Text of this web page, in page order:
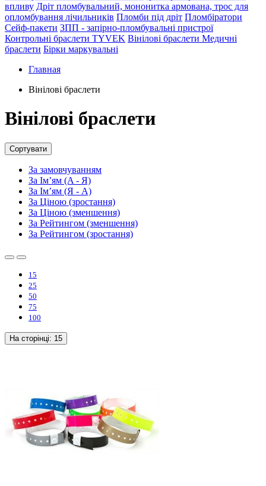
впливу Дріт пломбувальний, мононитка армована, трос для
опломбування лічильників Пломби під дріт Пломбіратори
Cейф-пакети ЗПП - запірно-пломбувальні пристрої
Контрольні браслети TYVEK Вінілові браслети Медичні
браслети Бірки маркувальні
Главная
Вінілові браслети
Вінілові браслети
Сортувати
За замовчуванням
За Ім’ям (A - Я)
За Ім’ям (Я - A)
За Ціною (зростання)
За Ціною (зменшення)
За Рейтингом (зменшення)
За Рейтингом (зростання)
15
25
50
75
100
На сторінці: 15